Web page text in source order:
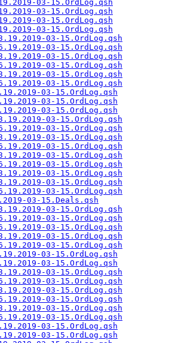
03-15.OrdLog.qsh
03-15.OrdLog.qsh
03-15.OrdLog.qsh
03-15.OrdLog.qsh
3.19.2019-03-15.OrdLog.qsh
6.19.2019-03-15.OrdLog.qsh
3.19.2019-03-15.OrdLog.qsh
6.19.2019-03-15.OrdLog.qsh
3.19.2019-03-15.OrdLog.qsh
6.19.2019-03-15.OrdLog.qsh
03-15.OrdLog.qsh
03-15.OrdLog.qsh
03-15.OrdLog.qsh
3.19.2019-03-15.OrdLog.qsh
6.19.2019-03-15.OrdLog.qsh
3.19.2019-03-15.OrdLog.qsh
6.19.2019-03-15.OrdLog.qsh
03-15.OrdLog.qsh
03-15.OrdLog.qsh
3.19.2019-03-15.OrdLog.qsh
3.19.2019-03-15.OrdLog.qsh
6.19.2019-03-15.OrdLog.qsh
03-15.Deals.qsh
3.19.2019-03-15.OrdLog.qsh
6.19.2019-03-15.OrdLog.qsh
6.19.2019-03-15.OrdLog.qsh
3.19.2019-03-15.OrdLog.qsh
6.19.2019-03-15.OrdLog.qsh
03-15.OrdLog.qsh
03-15.OrdLog.qsh
3.19.2019-03-15.OrdLog.qsh
6.19.2019-03-15.OrdLog.qsh
3.19.2019-03-15.OrdLog.qsh
6.19.2019-03-15.OrdLog.qsh
03-15.OrdLog.qsh
03-15.OrdLog.qsh
03-15.OrdLog.qsh
03-15.OrdLog.qsh